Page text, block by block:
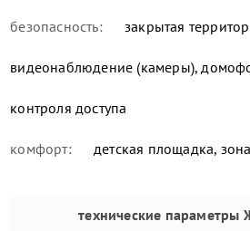
безопасность: закрытая
видеонаблюдение (камеры),
контроля доступа
комфорт: детская площадка,
технические параметры